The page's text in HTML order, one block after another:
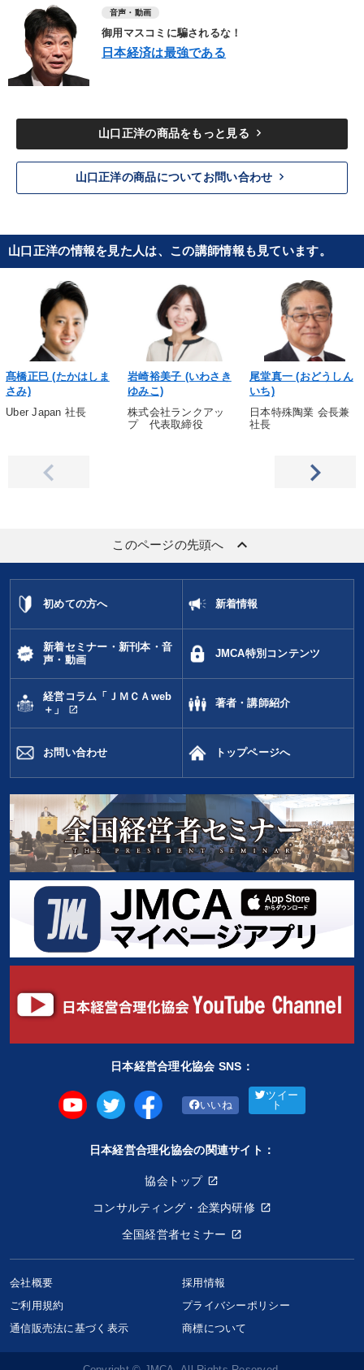
音声・動画
御用マスコミに騙されるな！
日本経済は最強である
山口正洋の商品をもっと見る keyboard_arrow_right
山口正洋の商品についてお問い合わせ keyboard_arrow_right
山口正洋の情報を見た人は、この講師情報も見ています。
髙橋正巳 (たかはしま
さみ)
Uber Japan 社長
岩崎裕美子 (いわさき
ゆみこ)
株式会社ランクアッ
プ 代表取締役
尾堂真一 (おどうしん
いち)
日本特殊陶業 会長兼
社長
このページの先頭へ keyboard_arrow_up
初めての方へ 新着情報
新着セミナー・新刊本・音
声・動画
JMCA特別コンテンツ
経営コラム「ＪＭＣＡweb
＋」
open_in_new
著者・講師紹介
お問い合わせ トップページへ
日本経営合理化協会 SNS：
いいね
ツイー
ト
日本経営合理化協会の関連サイト：
協会トップ
コンサルティング・企業内研修
全国経営者セミナー
会社概要
採用情報
ご利用規約
プライバシーポリシー
通信販売法に基づく表示
商標について